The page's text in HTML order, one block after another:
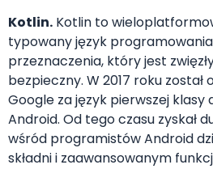
Kotlin. Kotlin to
typowany język
przeznaczenia, który jest
bezpieczny. W 2017 roku
Google za język pierwszej
Android. Od tego czasu zyskał
wśród programistów Android
składni i zaawansowanym